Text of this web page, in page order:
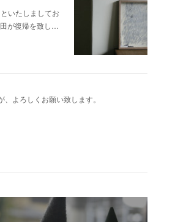
いたしましてお
が復帰を致し…
よろしくお願い致します。